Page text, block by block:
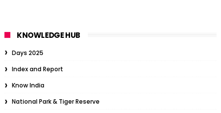
KNOWLEDGE HUB
Days 2025
Index and Report
Know India
National Park & Tiger Reserve